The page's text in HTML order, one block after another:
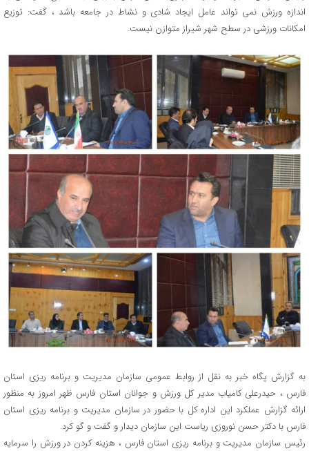
اندازه ورزش نمی تواند عامل ایجاد شادی و نشاط در جامعه باشد ، گفت: توزیع
امکانات ورزشی در سطح شهر شیراز متوازن نیست.
به گزارش پگاه خبر به نقل از روابط عمومی سازمان مدیریت و برنامه ریزی استان
فارس ، حیدرعلی کامیاب مدیر کل ورزش و جوانان استان فارس ظهر امروز به منظور
ارائه گزارش عملکرد این اداره کل با حضور در سازمان مدیریت و برنامه ریزی استان
فارس با دکتر حسن نوروزی ریاست این سازمان دیدار و گفت و گو کرد.
رئیس سازمان مدیریت و برنامه ریزی استان فارس ، هزینه کردن در ورزش را سرمایه